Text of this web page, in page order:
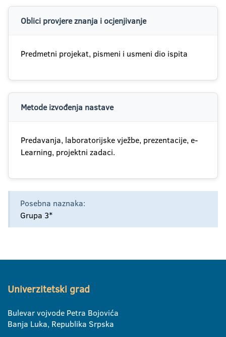
Oblici provjere znanja i ocjenjivanje
Predmetni projekat, pismeni i usmeni dio ispita
Metode izvođenja nastave
Predavanja, laboratorijske vježbe, prezentacije, e-
Learning, projektni zadaci.
Posebna naznaka:
Grupa 3*
Univerzitetski grad
Bulevar vojvode Petra Bojovića
Banja Luka, Republika Srpska